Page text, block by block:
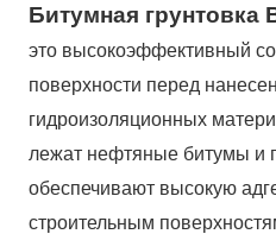
Битумная грунтовка
это высокоэффективный
поверхности перед
гидроизоляционных
лежат нефтяные битумы и
обеспечивают высокую
строительным